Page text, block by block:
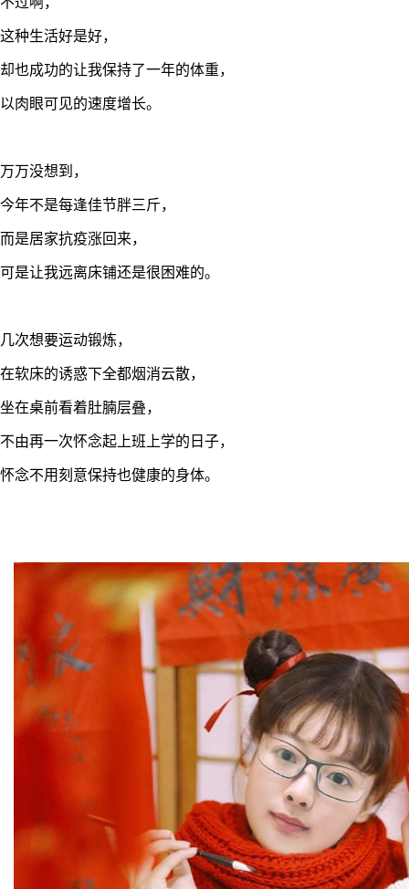
这种生活好是好，
却也成功的让我保持了一年的体重，
以肉眼可见的速度增长。
万万没想到，
今年不是每逢佳节胖三斤，
而是居家抗疫涨回来，
可是让我远离床铺还是很困难的。
几次想要运动锻炼，
在软床的诱惑下全都烟消云散，
坐在桌前看着肚腩层叠，
不由再一次怀念起上班上学的日子，
怀念不用刻意保持也健康的身体。